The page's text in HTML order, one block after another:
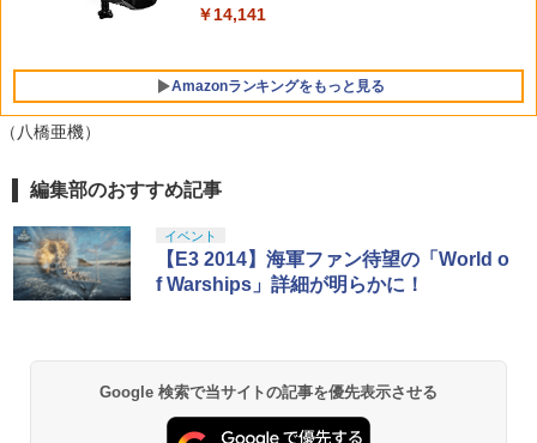
luetooth 無線 有線 128マクロ マクロル
ムパッド 競技用 TTMax 送料無料
￥11,500
【セット商品】Minecraft ぷっくりっ
たいシール ウーパールーパー + Minecr
aft ぷっくりったいシール 集合
￥10,737
￥14,141
Amazonランキングをもっと見る
1
劇場版「鬼滅の刃」無限城編 第一章 猗
￥3,982
2
劇場版「鬼滅の刃」無限城編 第一章 猗
窩座再来 通常版 [DVD]
（八橋亜機）
編集部のおすすめ記事
イベント
【E3 2014】海軍ファン待望の「World o
f Warships」詳細が明らかに！
Google 検索で当サイトの記事を優先表示させる